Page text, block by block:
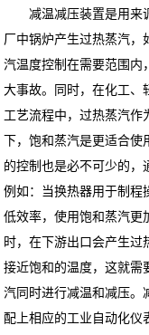
减温减压装置是用来调
厂中锅炉产生过热蒸汽，
汽温度控制在需要范围内
大事故。同时，在化工、
工艺流程中，过热蒸汽作
下，饱和蒸汽是更适合
的控制也是必不可少的，
例如：当换热器用于制程
低效率，使用饱和蒸汽更
时，在下游出口会产生过
接近饱和的温度，这就需
汽同时进行减温和减压。
配上相应的工业自动化仪